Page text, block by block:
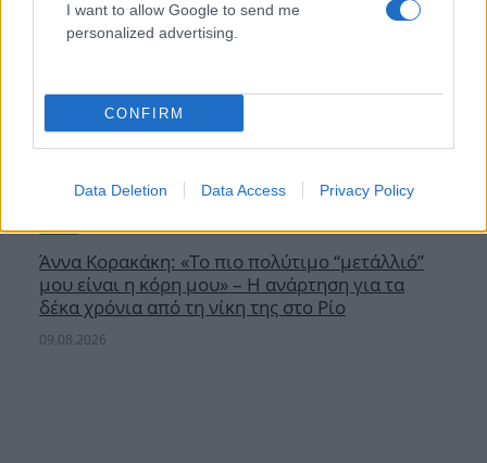
I want to allow Google to send me
personalized advertising.
CONFIRM
Data Deletion Data Access Privacy Policy
Άννα Κορακάκη: «Το πιο πολύτιμο “μετάλλιό”
μου είναι η κόρη μου» – Η ανάρτηση για τα
δέκα χρόνια από τη νίκη της στο Ρίο
09.08.2026